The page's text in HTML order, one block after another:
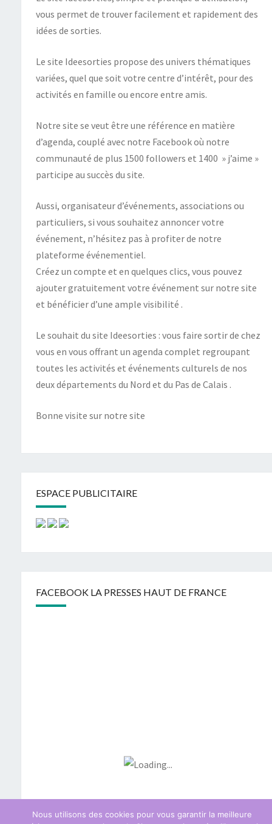
vous permet de trouver facilement et rapidement des
idées de sorties.
Le site Ideesorties propose des univers thématiques
variées, quel que soit votre centre d’intérêt, pour des
activités en famille ou encore entre amis.
Notre site se veut être une référence en matière
d’agenda, couplé avec notre Facebook où notre
communauté de plus 1500 followers et 1400 » j’aime »
participe au succès du site.
Aussi, organisateur d’événements, associations ou
particuliers, si vous souhaitez annoncer votre
événement, n’hésitez pas à profiter de notre
plateforme événementiel.
Créez un compte et en quelques clics, vous pouvez
ajouter gratuitement votre événement sur notre site
et bénéficier d’une ample visibilité .
Le souhait du site Ideesorties : vous faire sortir de chez
vous en vous offrant un agenda complet regroupant
toutes les activités et événements culturels de nos
deux départements du Nord et du Pas de Calais .
Bonne visite sur notre site
ESPACE PUBLICITAIRE
FACEBOOK LA PRESSES HAUT DE FRANCE
Nous utilisons des cookies pour vous garantir la meilleure